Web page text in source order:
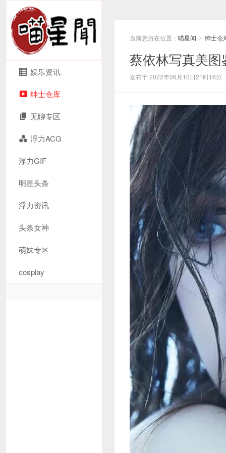
娱乐资讯
绅士仓库
无聊专区
浮力ACG
浮力GIF
明星头条
浮力资讯
头条女神
萌妹专区
cosplay
当前您所在位置： 喵星闻 > 绅士仓
蔡依林写真美图
发布于 2022年06月10日21时16分